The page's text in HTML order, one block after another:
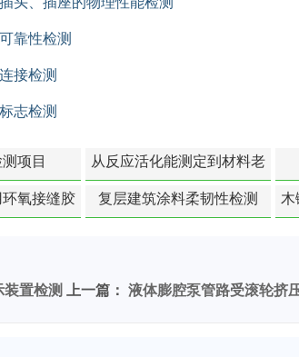
靠性检测
接检测
志检测
项目
从反应活化能测定到材料老
化寿命预测的经典模型
氧接缝胶
复层建筑涂料柔韧性检测 木
置检测 上一篇： 液体膨腔泵管路受滚轮挤